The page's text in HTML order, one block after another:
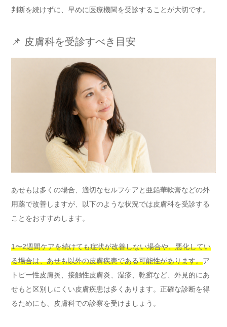
判断を続けずに、早めに医療機関を受診することが大切です。
📌 皮膚科を受診すべき目安
あせもは多くの場合、適切なセルフケアと亜鉛華軟膏などの外
用薬で改善しますが、以下のような状況では皮膚科を受診する
ことをおすすめします。
1〜2週間ケアを続けても症状が改善しない場合や、悪化してい
る場合は、あせも以外の皮膚疾患である可能性があります。ア
トピー性皮膚炎、接触性皮膚炎、湿疹、乾癬など、外見的にあ
せもと区別しにくい皮膚疾患は多くあります。正確な診断を得
るためにも、皮膚科での診察を受けましょう。